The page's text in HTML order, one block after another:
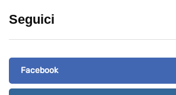
Seguici
Facebook